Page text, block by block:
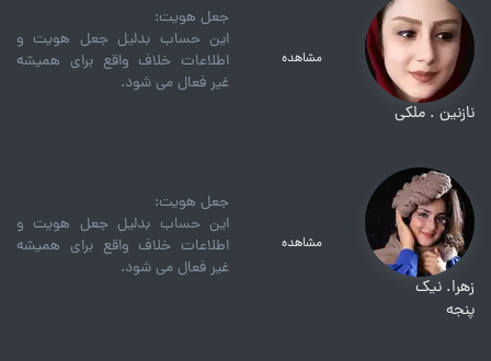
نازنین . ملکی
مشاهده
جعل هویت:
این حساب بدلیل جعل هویت و
اطلاعات خلاف واقع برای همیشه
غیر فعال می شود.
زهرا. نیک
پنجه
مشاهده
جعل هویت:
این حساب بدلیل جعل هویت و
اطلاعات خلاف واقع برای همیشه
غیر فعال می شود.